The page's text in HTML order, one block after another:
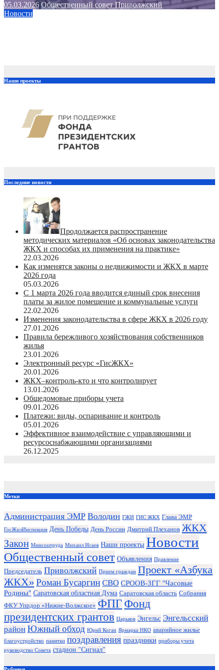
05.03.2026 Общественный совет Приволжский
Новости
Наши проекты
Последние новости
Продолжается распространение
методических материалов «Об основах законодательства
ЖКХ и способах их применения на практике»
22.03.2026
Как изменятся законы о недвижимости и ЖКХ в марте
2026 года
05.03.2026
С 1 марта 2026 года вводится единый срок внесения
платы за жилое помещение и коммунальные услуги
22.02.2026
Изменения законодательства в сфере ЖКХ в 2026 году
27.01.2026
Правила бережливого хозяйствования собственников
жилья
23.01.2026
Электронный ресурс «ГисЖКХ»
20.01.2026
ЖКХ–контроль-кто и что контролирует
13.01.2026
Общедомовые приборы учета
09.01.2026
Платежи: виды, оспаривание и контроль
05.01.2026
Эффективное взаимодействие с управляющими и
ресурсоснабжающими организациями
26.12.2025
Метки
Администрация ЭМР Володин ГЖИ ГИС ЖКХ Глава ЭМР
ГосЖилИнспекция День Победы День России Дмитрий Плеханов ЖКХ
Закон Минсоцтруда Михаил Исаев Наши проекты Новости
Общественный совет Объявления Правление
Председатель Приволжский Прием граждан Проект «Азбука
ЖКХ» Роман Бусаргин СВО СРООВ-ЗГГ "Часовые
Родины" Саратовская областная Дума Саратовская область Собрания
ФКУ Упрдор «Нижне-Волжское» ФПГ Фонд
президентских грантов Царьков Энгельс Энгельсский
район Южный обход Юрий Коган Ярмарка НКО аварийное жилье
благоустройство памятки поздравления праздники приборы учета
руководство Совета стадион "Сигнал"
Рубрики